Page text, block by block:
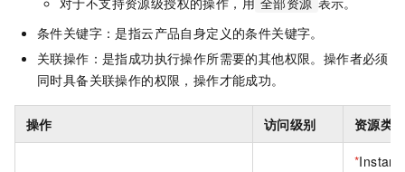
全部资源
条件关键字：是指云产品自身定义的条件关键字。
关联操作：是指成功执行操作所需要的其他权限。操作者必须
同时具备关联操作的权限，操作才能成功。
操作 访问级别 资源类
*